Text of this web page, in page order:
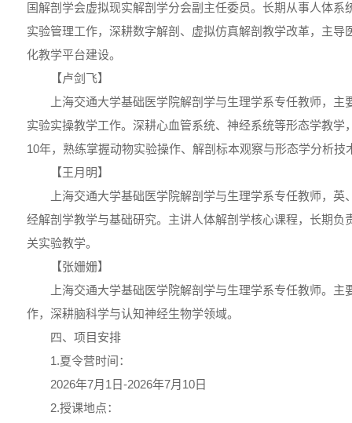
国解剖学会虚拟现实解剖学分会副主任委员。长期从事人体系
实验管理工作，深耕数字解剖、虚拟仿真解剖教学改革，主导
化教学平台建设。
【卢剑飞】
上海交通大学基础医学院解剖学与生理学系专任教师，
实验实操教学工作。深耕心血管系统、神经系统等形态学教学
10年，熟练掌握动物实验操作、解剖标本观察与形态学分析技
【王月明】
上海交通大学基础医学院解剖学与生理学系专任教师，
经解剖学教学与基础研究。主讲人体解剖学核心课程，长期负
关实验教学。
【张姗姗】
上海交通大学基础医学院解剖学与生理学系专任教师。
作，深耕脑科学与认知神经生物学领域。
四、项目安排
1.夏令营时间：
2026年7月1日-2026年7月10日
2.授课地点：